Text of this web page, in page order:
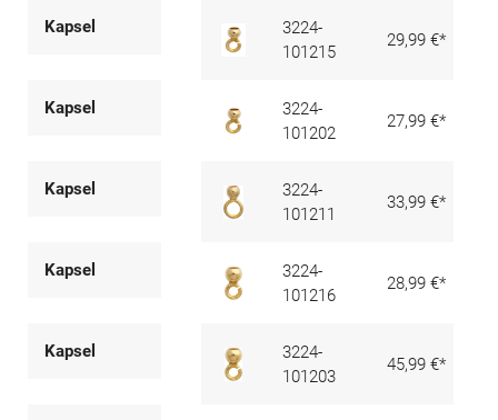
Kapsel
3224-
101215
29,99 €*
Kapsel
3224-
101202
27,99 €*
Kapsel
3224-
101211
33,99 €*
Kapsel
3224-
101216
28,99 €*
Kapsel
3224-
101203
45,99 €*